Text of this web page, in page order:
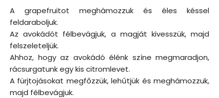
A grapefruitot meghámozzuk és éles késsel
feldaraboljuk.
Az avokádót félbevágjuk, a magját kivesszük, majd
felszeleteljük.
Ahhoz, hogy az avokádó élénk színe megmaradjon,
rácsurgatunk egy kis citromlevet.
A fürjtojásokat megfőzzük, lehűtjük és meghámozzuk,
majd félbevágjuk.